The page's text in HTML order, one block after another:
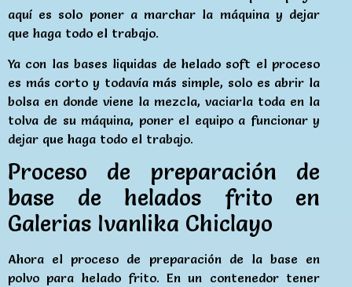
aquí es solo poner a marchar la máquina y dejar
que haga todo el trabajo.
Ya con las bases liquidas de helado soft el proceso
es más corto y todavía más simple, solo es abrir la
bolsa en donde viene la mezcla, vaciarla toda en la
tolva de su máquina, poner el equipo a funcionar y
dejar que haga todo el trabajo.
Proceso de preparación de
base de helados frito en
Galerias Ivanlika Chiclayo
Ahora el proceso de preparación de la base en
polvo para helado frito. En un contenedor tener